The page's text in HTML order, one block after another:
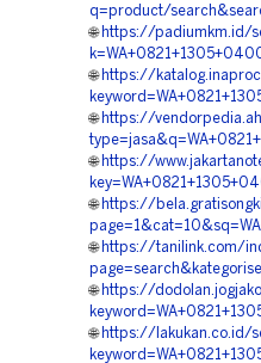
q=product/
🌐 https://padiumkm.id/
🌐 https://
🌐 https://
🌐 https://
🌐 https://
🌐 https://tanilink.com/
🌐 https://
🌐 https://lakukan.co.id/